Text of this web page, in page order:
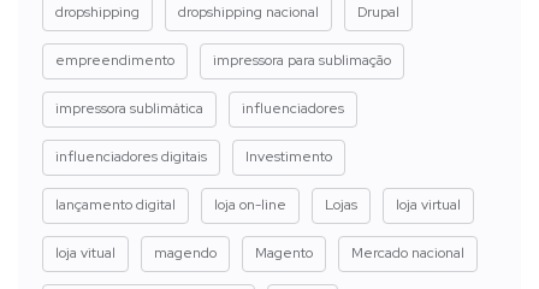
dropshipping dropshipping nacional Drupal
empreendimento impressora para sublimação
impressora sublimática influenciadores
influenciadores digitais Investimento
lançamento digital loja on-line Lojas loja virtual
loja vitual magendo Magento Mercado nacional